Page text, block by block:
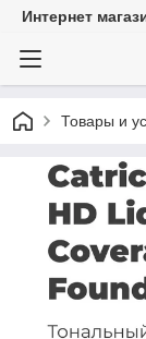
Интернет
Товары и